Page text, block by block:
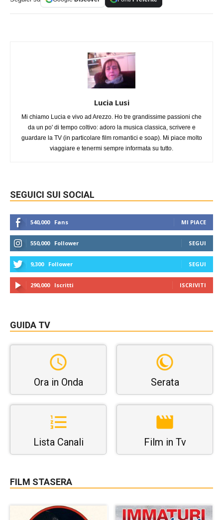
Lucia Lusi
Mi chiamo Lucia e vivo ad Arezzo. Ho tre grandissime passioni che
da un po' di tempo coltivo: adoro la musica classica, scrivere e
guardare la TV (in particolare film romantici e soap). Mi piace molto
viaggiare e tenermi sempre informata su tutto.
SEGUICI SUI SOCIAL
540,000 Fans MI PIACE
550,000 Follower SEGUI
9,300 Follower SEGUI
290,000 Iscritti ISCRIVITI
GUIDA TV
Ora in Onda Serata
Lista Canali Film in Tv
FILM STASERA